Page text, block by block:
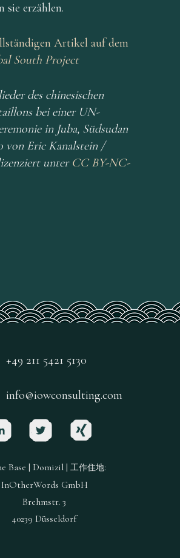
sie erzählen.
Artikel auf dem
South Project
des chinesischen
bei einer UN-
in Juba, Südsudan
von Eric Kanalstein /
unter CC BY-NC-
+49 211 5421 5130
info@iowconsulting.com
Base | Domizil | 工作住地:
InOtherWords GmbH
Brehmstr. 3
40239 Düsseldorf